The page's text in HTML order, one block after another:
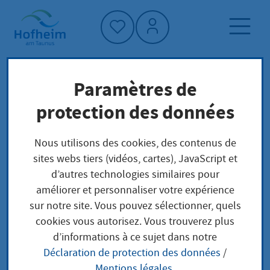
Accueil"
Page d'accueil
Trouver un service
Préoccupations locales
Ausschlagung der Erbschaft Niederschrift
Ausschlagung der
Erbschaft
Niederschrift
Paramètres de
protection des données
Nous utilisons des cookies, des contenus de
sites webs tiers (vidéos, cartes), JavaScript et
d’autres technologies similaires pour
améliorer et personnaliser votre expérience
sur notre site. Vous pouvez sélectionner, quels
cookies vous autorisez. Vous trouverez plus
d’informations à ce sujet dans notre
Déclaration de protection des données /